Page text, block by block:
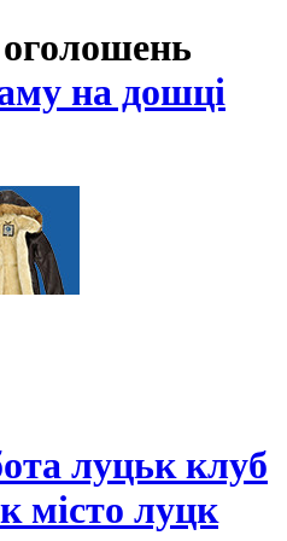
на дошці
луцьк клуб
місто луцк